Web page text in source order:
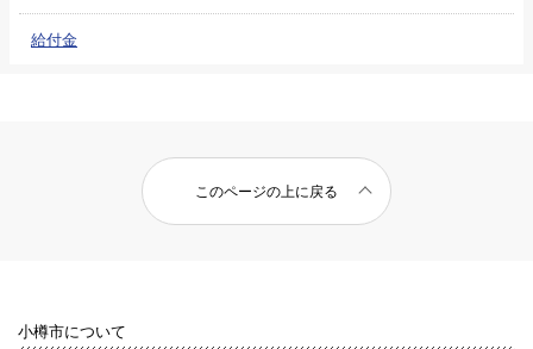
給付金
このページの上に戻る
小樽市について